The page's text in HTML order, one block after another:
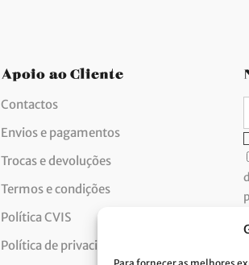
Apoio ao Cliente
Contactos
Envios e pagamentos
Trocas e devoluções
Termos e condições
Política CVIS
Política de privacidade